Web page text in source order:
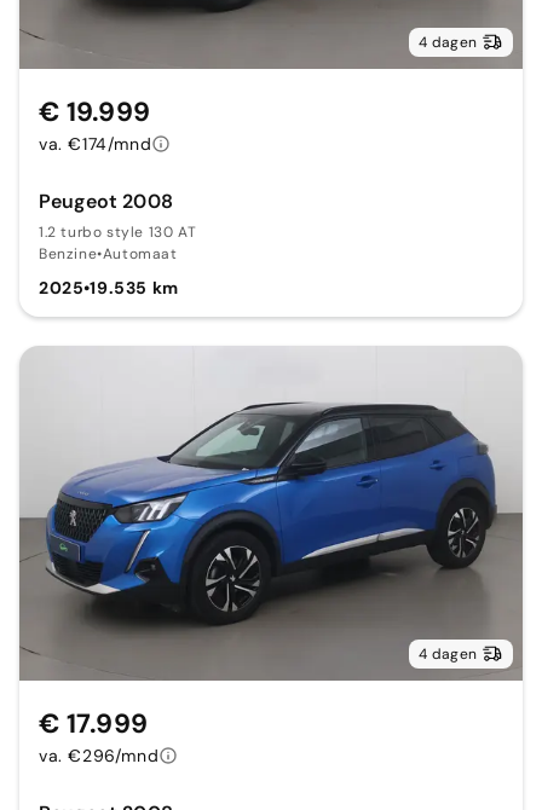
4 dagen
Peugeot 2008
1.2 turbo style 130 AT
Benzine•Automaat
2025•19.535 km
€ 19.999
va. €174/mnd
4 dagen
€ 17.999
va. €296/mnd